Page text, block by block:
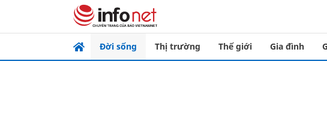
Đời sống Thị trường Thế giới Gia đình